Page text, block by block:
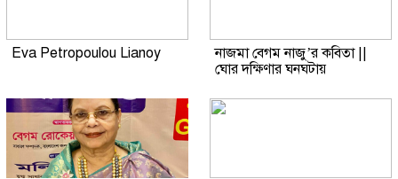
Eva Petropoulou Lianoy
নাজমা বেগম নাজু’র কবিতা ||
ঘোর দক্ষিণার ঘনঘটায়